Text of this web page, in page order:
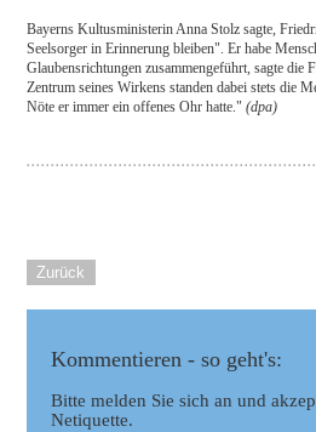
Bayerns Kultusministerin Anna Stolz sagte,
Seelsorger in Erinnerung bleiben". Er habe
Glaubensrichtungen zusammengeführt, sagte
Zentrum seines Wirkens standen dabei stets die
Nöte er immer ein offenes Ohr hatte."(dpa)
Zurück
Kommentieren - so geht's:
Bitte melden Sie sich an und
Netiquette.